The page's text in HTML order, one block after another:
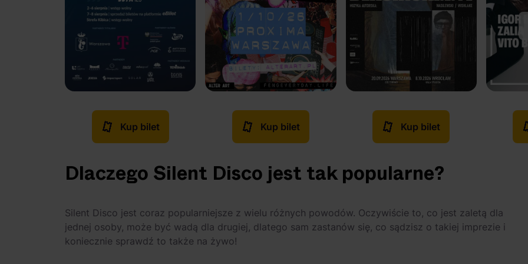
Kup bilet Kup bilet Kup bilet
Dlaczego Silent Disco jest tak popularne?
Silent Disco jest coraz popularniejsze z wielu różnych powodów. Oczywiście to, co jest zaletą dla
jednej osoby, może być wadą dla drugiej, dlatego sam zastanów się, co sądzisz o takiej imprezie i
koniecznie sprawdź to także na żywo!